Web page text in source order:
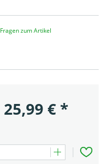
Fragen zum Artikel
25,99 € *